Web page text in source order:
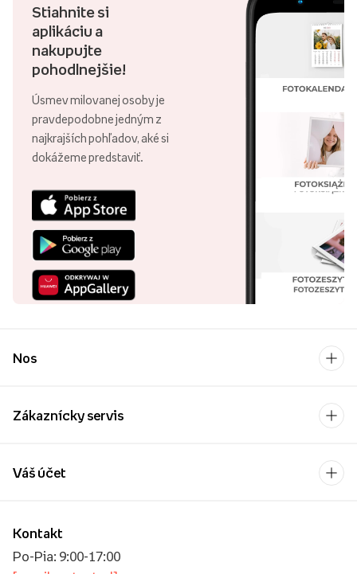
Stiahnite si
aplikáciu a
nakupujte
pohodlnejšie!
Úsmev milovanej osoby je
pravdepodobne jedným z
najkrajších pohľadov, aké si
dokážeme predstaviť.
Nos
Zákaznícky servis
Kontakt
Po-Pia: 9:00-17:00
Váš účet